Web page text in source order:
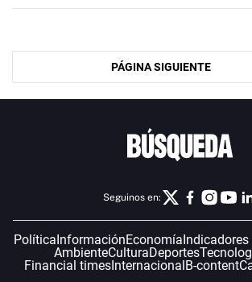
PÁGINA SIGUIENTE
Seguinos en:
Política InformaciónEconomía
AmbienteCulturaDeportes
Financial timesInternacional B-content